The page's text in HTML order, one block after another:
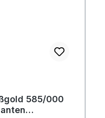
585/000